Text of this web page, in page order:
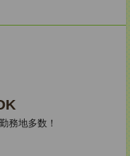
務地多数！